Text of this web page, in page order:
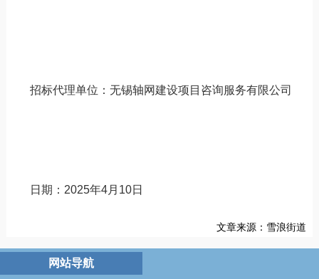
招标代理单位：无锡轴网建设项目咨询服务有限公司
日期：2025年4月10日
文章来源：雪浪街道